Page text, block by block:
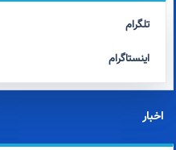
تلگرام
اینستاگرام
اخبار